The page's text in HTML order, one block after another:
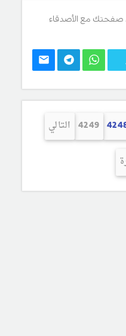
صفحتك مع الأصدقاء
4249 التالي